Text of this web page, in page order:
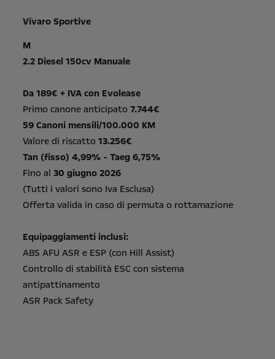
Vivaro Sportive
M
2.2 Diesel 150cv Manuale
Da 189€ + IVA con Evolease
Primo canone anticipato 7.744€
59 Canoni mensili/100.000 KM
Valore di riscatto 13.256€
Tan (fisso) 4,99% - Taeg 6,75%
Fino al 30 giugno 2026
(Tutti i valori sono Iva Esclusa)
Offerta valida in caso di permuta o rottamazione
Equipaggiamenti inclusi:
ABS AFU ASR e ESP (con Hill Assist)
Controllo di stabilità ESC con sistema
antipattinamento
ASR Pack Safety